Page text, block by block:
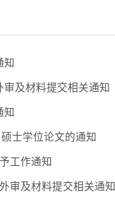
知
及材料提交相关通知
知
士学位论文的通知
工作通知
审及材料提交相关通知